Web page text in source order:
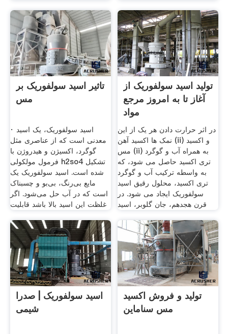
تاثیر اسید سولفوریک بر
مس
· اسید سولفوریک، یک اسید
معدنی است که از عناصری مثل
گوگرد، اکسیژن و هیدروژن با
فرمول مولکولی h2so4 تشکیل
شده است. اسید سولفوریک یک
مایع بی‌رنگ، بی‌بو و چسبناک
است که در آب حل می‌شود. اگر
غلظت این اسید بالا باشد قابلیت
تولید اسید سولفوریک از
آغاز تا به امروز مرجع
مواد
در اثر حرارت دادن هر یک از این
نمک ها اکسید آهن (ii) و اکسید
مس (ii) به همراه آب و گوگرد
تری اکسید حاصل می شود، که
به واسطه ترکیب آب و گوگرد
تری اکسید، محلول رقیق اسید
سولفوریک ایجاد می شود. در
قرن هجدهم، جان گلوبر، اسید
اسید سولفوریک | صدرا
شیمی
تولید و فروش اکسید
مس سناماین